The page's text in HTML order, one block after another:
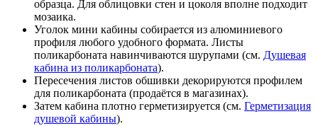
образца. Для облицовки стен и цоколя вполне подходит
мозаика.
Уголок мини кабины собирается из алюминиевого
профиля любого удобного формата. Листы
поликарбоната навинчиваются шурупами (см. Душевая
кабина из поликарбоната).
Пересечения листов обшивки декорируются профилем
для поликарбоната (продаётся в магазинах).
Затем кабина плотно герметизируется (см. Герметизация
душевой кабины).